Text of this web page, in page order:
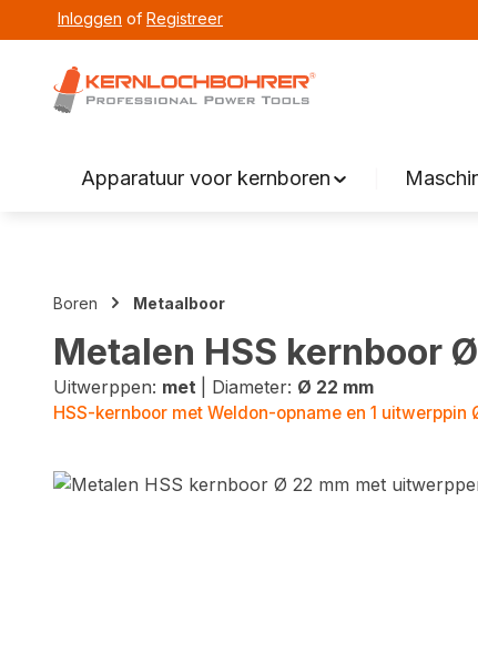
Overslaan naar hoofdnavigatie
Inloggen of Registreer
Apparatuur voor kernboren
Boren Metaalboor
Metalen HSS kernboor
Uitwerppen: met Diameter: Ø 22 mm
HSS-kernboor met Weldon-opname en 1
Fotogalerij overslaan